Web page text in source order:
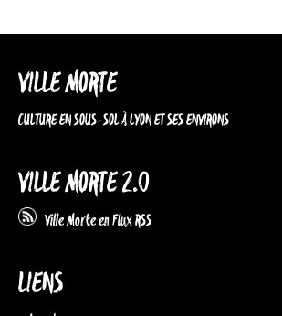
VILLE MORTE
CULTURE EN SOUS-SOL À LYON ET SES ENVIRONS
VILLE MORTE 2.0
Ville Morte en Flux RSS
LIENS